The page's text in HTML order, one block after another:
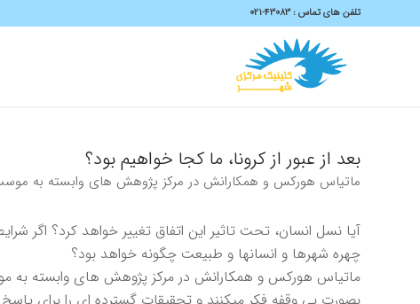
تلفن های تماس : 43083-۰۲۱
بعد از عبور از كرونا، ما كجا خواهيم بود؟
ماتياس هوركس و همكارانش در مركز پژوهش هاى وابسته به
آيا نسل انسان، تحت تاثير اين اتفاق تغيير خواهد كرد؟ اگر
چهره شهرها و انسانها و طبيعت چگونه خواهد بود؟
ماتياس هوركس و همكارانش در مركز پژوهش هاى وابسته به